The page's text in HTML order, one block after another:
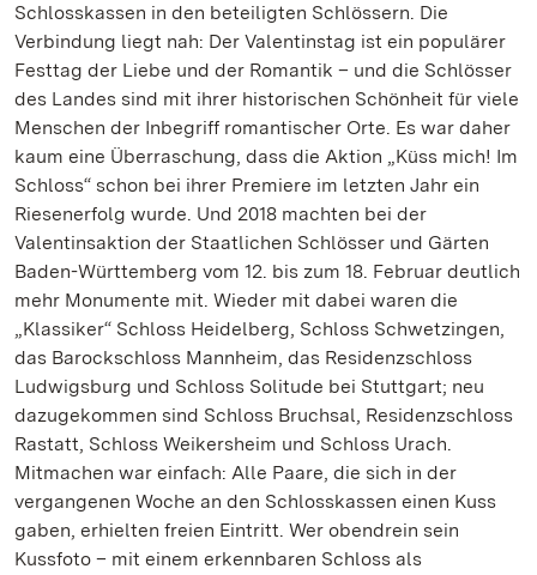
Schlosskassen in den beteiligten Schlössern. Die
Verbindung liegt nah: Der Valentinstag ist ein populärer
Festtag der Liebe und der Romantik – und die Schlösser
des Landes sind mit ihrer historischen Schönheit für viele
Menschen der Inbegriff romantischer Orte. Es war daher
kaum eine Überraschung, dass die Aktion „Küss mich! Im
Schloss“ schon bei ihrer Premiere im letzten Jahr ein
Riesenerfolg wurde. Und 2018 machten bei der
Valentinsaktion der Staatlichen Schlösser und Gärten
Baden-Württemberg vom 12. bis zum 18. Februar deutlich
mehr Monumente mit. Wieder mit dabei waren die
„Klassiker“ Schloss Heidelberg, Schloss Schwetzingen,
das Barockschloss Mannheim, das Residenzschloss
Ludwigsburg und Schloss Solitude bei Stuttgart; neu
dazugekommen sind Schloss Bruchsal, Residenzschloss
Rastatt, Schloss Weikersheim und Schloss Urach.
Mitmachen war einfach: Alle Paare, die sich in der
vergangenen Woche an den Schlosskassen einen Kuss
gaben, erhielten freien Eintritt. Wer obendrein sein
Kussfoto – mit einem erkennbaren Schloss als